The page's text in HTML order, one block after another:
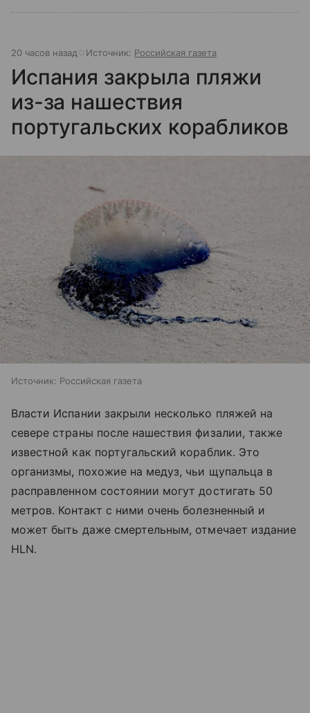
20 часов назад Источник: Российская газета
Испания закрыла пляжи
из-за нашествия
португальских корабликов
Источник: Российская газета
Власти Испании закрыли несколько пляжей на
севере страны после нашествия физалии, также
известной как португальский кораблик. Это
организмы, похожие на медуз, чьи щупальца в
расправленном состоянии могут достигать 50
метров. Контакт с ними очень болезненный и
может быть даже смертельным, отмечает издание
HLN.